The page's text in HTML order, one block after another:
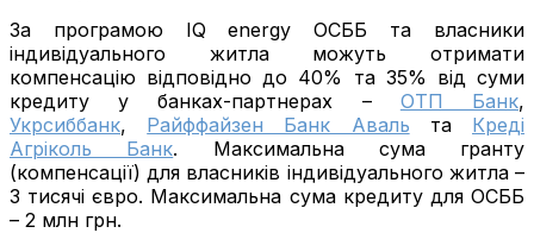
За програмою IQ energy ОСББ та власники
індивідуального житла можуть отримати
компенсацію відповідно до 40% та 35% від суми
кредиту у банках-партнерах – ОТП Банк,
Укрсиббанк, Райффайзен Банк Аваль та Креді
Агріколь Банк. Максимальна сума гранту
(компенсації) для власників індивідуального житла –
3 тисячі євро. Максимальна сума кредиту для ОСББ
– 2 млн грн.